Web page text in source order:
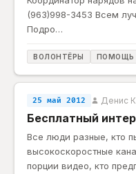
(963)998-3453 Всем
Подро…
ВОЛОНТЁРЫ ПОМОЩЬ
25 май 2012 Денис
Бесплатный
Все люди разные, кто
высокоскоростные
порции видео, кто